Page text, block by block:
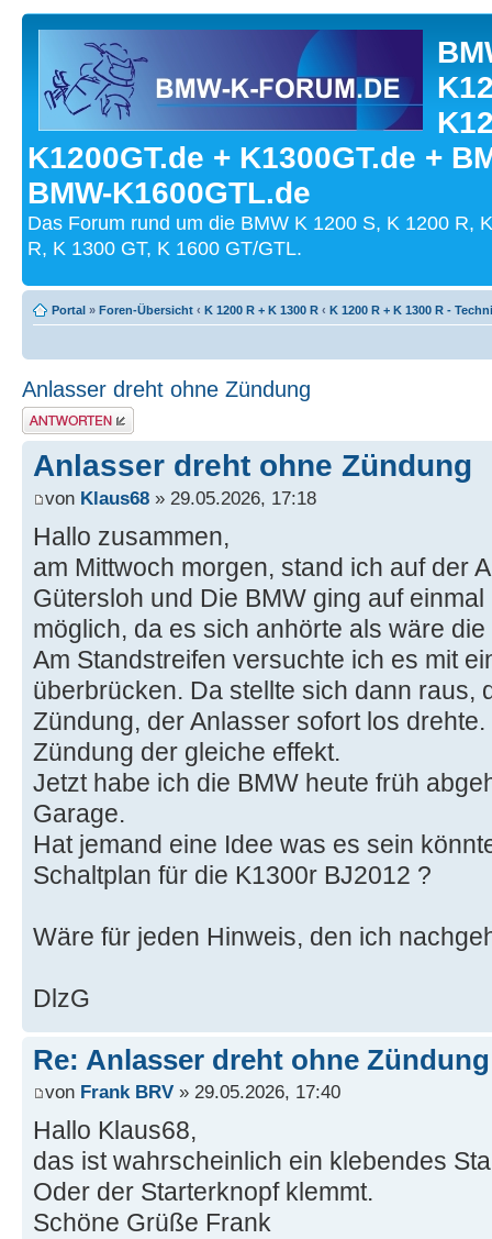
K1200GT.de + K1300GT.de +
BMW-K1600GTL.de
Das Forum rund um die BMW K 1200 S, K 1200 R,
R, K 1300 GT, K 1600 GT/GTL.
Portal » Foren-Übersicht ‹ K 1200 R + K 1300 R ‹ K 1200 R + K 1300 R -
Anlasser dreht ohne Zündung
Antwort schreiben
Anlasser dreht ohne Zündung
von Klaus68 » 29.05.2026, 17:18
Hallo zusammen,
am Mittwoch morgen, stand ich auf der
Gütersloh und Die BMW ging auf
möglich, da es sich anhörte als wäre die
Am Standstreifen versuchte ich es mit
überbrücken. Da stellte sich dann raus,
Zündung, der Anlasser sofort los
Zündung der gleiche effekt.
Jetzt habe ich die BMW heute früh
Garage.
Hat jemand eine Idee was es sein
Schaltplan für die K1300r BJ2012 ?
Wäre für jeden Hinweis, den ich
DlzG
Re: Anlasser dreht ohne Zündung
von Frank BRV » 29.05.2026, 17:40
Hallo Klaus68,
das ist wahrscheinlich ein klebendes
Oder der Starterknopf klemmt.
Schöne Grüße Frank